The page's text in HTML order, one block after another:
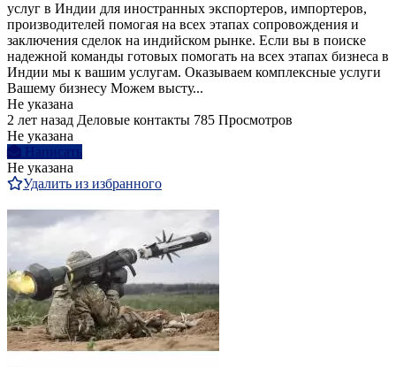
услуг в Индии для иностранных экспортеров, импортеров,
производителей помогая на всех этапах сопровождения и
заключения сделок на индийском рынке. Если вы в поиске
надежной команды готовых помогать на всех этапах бизнеса в
Индии мы к вашим услугам. Оказываем комплексные услуги
Вашему бизнесу Можем высту...
Не указана
2 лет назад Деловые контакты 785 Просмотров
Не указана
Написать
Не указана
Удалить из избранного